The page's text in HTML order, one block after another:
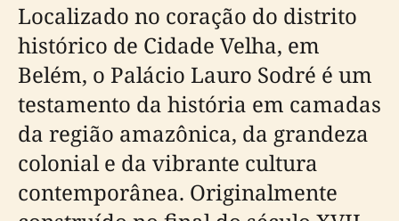
Localizado no coração do distrito
histórico de Cidade Velha, em
Belém, o Palácio Lauro Sodré é um
testamento da história em camadas
da região amazônica, da grandeza
colonial e da vibrante cultura
contemporânea. Originalmente